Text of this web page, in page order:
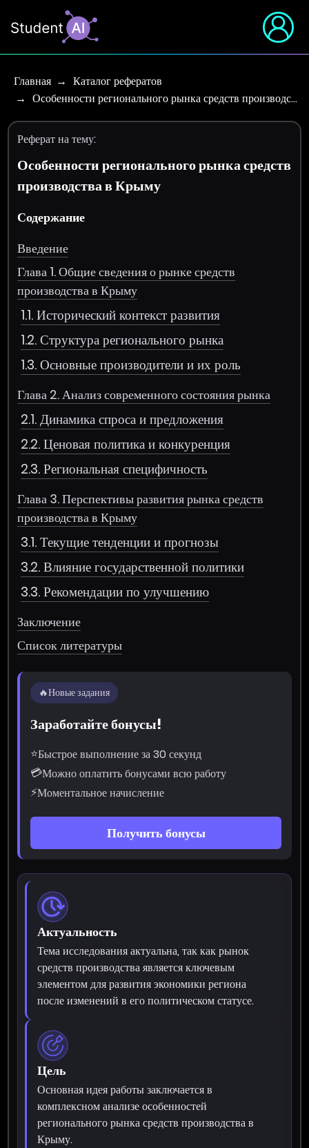
Главная
Каталог рефератов
Особенности регионального рынка средств производс…
Реферат на тему:
Особенности регионального рынка средств
производства в Крыму
Содержание
Введение
Глава 1. Общие сведения о рынке средств
производства в Крыму
1.1. Исторический контекст развития
1.2. Структура регионального рынка
1.3. Основные производители и их роль
Глава 2. Анализ современного состояния рынка
2.1. Динамика спроса и предложения
2.2. Ценовая политика и конкуренция
2.3. Региональная специфичность
Глава 3. Перспективы развития рынка средств
производства в Крыму
3.1. Текущие тенденции и прогнозы
3.2. Влияние государственной политики
3.3. Рекомендации по улучшению
Заключение
Список литературы
🔥Новые задания
Заработайте бонусы!
⭐Быстрое выполнение за 30 секунд
💳Можно оплатить бонусами всю работу
⚡Моментальное начисление
Получить бонусы
Актуальность
Тема исследования актуальна, так как рынок
средств производства является ключевым
элементом для развития экономики региона
после изменений в его политическом статусе.
Цель
Основная идея работы заключается в
комплексном анализе особенностей
регионального рынка средств производства в
Крыму.